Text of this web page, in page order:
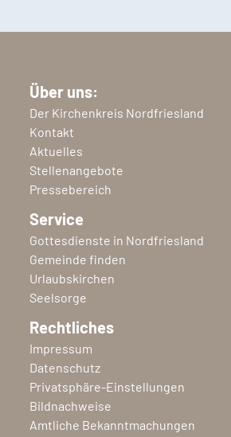
Über uns:
Der Kirchenkreis Nordfriesland
Kontakt
Aktuelles
Stellenangebote
Pressebereich
Service
Gottesdienste in Nordfriesland
Gemeinde finden
Urlaubskirchen
Seelsorge
Rechtliches
Impressum
Datenschutz
Privatsphäre-Einstellungen
Bildnachweise
Amtliche Bekanntmachungen